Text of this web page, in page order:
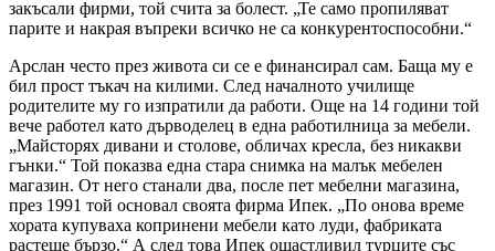
закъсали фирми, той счита за болест. „Те само пропиляват
парите и накрая въпреки всичко не са конкурентоспособни.“
Арслан често през живота си се е финансирал сам. Баща му е
бил прост тъкач на килими. След началното училище
родителите му го изпратили да работи. Още на 14 години той
вече работел като дърводелец в една работилница за мебели.
„Майсторях дивани и столове, обличах кресла, без никакви
гънки.“ Той показва една стара снимка на малък мебелен
магазин. От него станали два, после пет мебелни магазина,
през 1991 той основал своята фирма Ипек. „По онова време
хората купуваха копринени мебели като луди, фабриката
растеше бързо.“ А след това Ипек ощастливил турците със